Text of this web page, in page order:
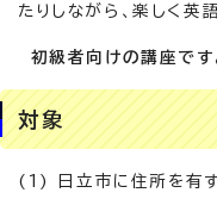
たりしながら、楽しく英
初級者向けの講座です
対象
(1) 日立市に住所を有